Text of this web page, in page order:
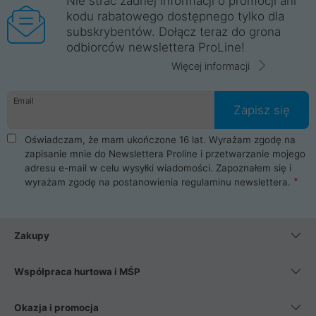
kodu rabatowego dostępnego tylko dla
subskrybentów. Dołącz teraz do grona
odbiorców newslettera ProLine!
Więcej informacji
Email
Zapisz się
Oświadczam, że mam ukończone 16 lat. Wyrażam zgodę na
zapisanie mnie do Newslettera Proline i przetwarzanie mojego
adresu e-mail w celu wysyłki wiadomości. Zapoznałem się i
wyrażam zgodę na postanowienia regulaminu newslettera.
Zakupy
Współpraca hurtowa i MŚP
Okazja i promocja